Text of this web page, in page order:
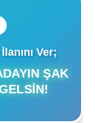
Ver;
ŞAK